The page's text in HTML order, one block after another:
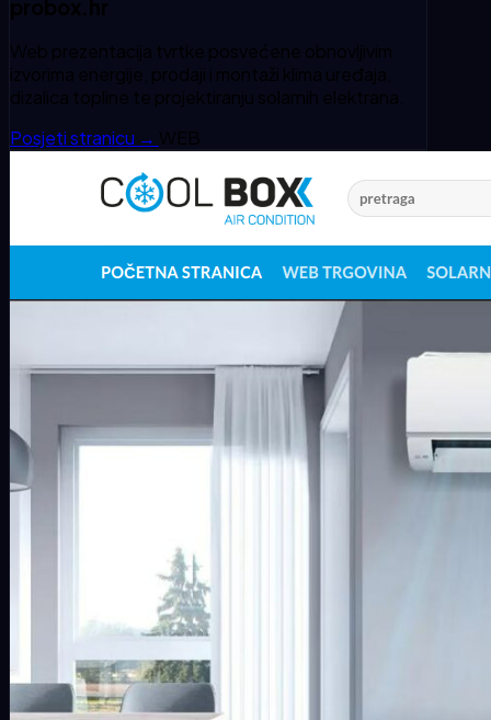
probox.hr
Web prezentacija tvrtke posvećene obnovljivim
izvorima energije, prodaji i montaži klima uređaja,
dizalica topline te projektiranju solarnih elektrana.
Posjeti stranicu → WEB